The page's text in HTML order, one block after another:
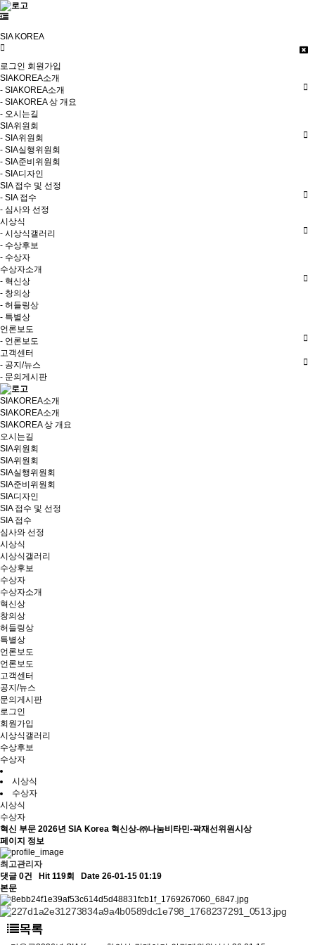
SIA KOREA
로그인 회원가입
SIAKOREA소개
- SIAKOREA소개
- SIAKOREA 상 개요
- 오시는길
SIA위원회
- SIA위원회
- SIA실행위원회
- SIA준비위원회
- SIA디자인
SIA 접수 및 선정
- SIA 접수
- 심사와 선정
시상식
- 시상식갤러리
- 수상후보
- 수상자
수상자소개
- 혁신상
- 창의상
- 허들링상
- 특별상
언론보도
- 언론보도
고객센터
- 공지/뉴스
- 문의게시판
SIAKOREA소개
SIAKOREA소개
SIAKOREA 상 개요
오시는길
SIA위원회
SIA위원회
SIA실행위원회
SIA준비위원회
SIA디자인
SIA 접수 및 선정
SIA 접수
심사와 선정
시상식
시상식갤러리
수상후보
수상자
수상자소개
혁신상
창의상
허들링상
특별상
언론보도
언론보도
고객센터
공지/뉴스
문의게시판
로그인
회원가입
시상식갤러리
수상후보
수상자
시상식
수상자
시상식
수상자
혁신 부문 2026년 SIA Korea 혁신상-㈜나눔비타민-곽재선위원시상
페이지 정보
최고관리자
댓글 0건
Hit 119회
Date 26-01-15 01:19
본문
목록